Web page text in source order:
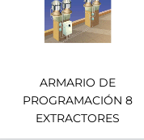
ARMARIO DE
PROGRAMACIÓN 8
EXTRACTORES